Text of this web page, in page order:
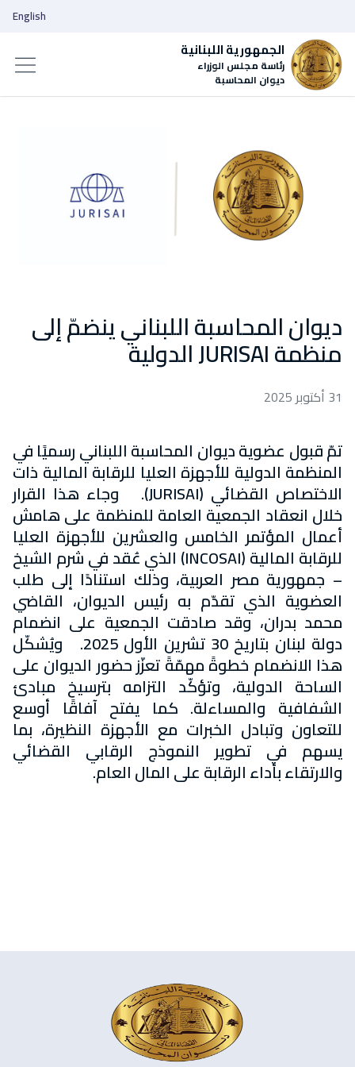
الجمهورية اللبنانية
رئاسة مجلس الوزراء
ديوان المحاسبة
English
ديوان المحاسبة اللبناني ينضمّ إلى
منظمة JURISAI الدولية
31 أكتوبر 2025
تمّ قبول عضوية ديوان المحاسبة اللبناني رسميًا في
المنظمة الدولية للأجهزة العليا للرقابة المالية ذات
الاختصاص القضائي (JURISAI). وجاء هذا القرار
خلال انعقاد الجمعية العامة للمنظمة على هامش
أعمال المؤتمر الخامس والعشرين للأجهزة العليا
للرقابة المالية (INCOSAI) الذي عُقد في شرم الشيخ
– جمهورية مصر العربية، وذلك استنادًا إلى طلب
العضوية الذي تقدّم به رئيس الديوان، القاضي
محمد بدران، وقد صادقت الجمعية على انضمام
دولة لبنان بتاريخ 30 تشرين الأول 2025. ويُشكّل
هذا الانضمام خطوةً مهمّةً تعزّز حضور الديوان على
الساحة الدولية، وتؤكّد التزامه بترسيخ مبادئ
الشفافية والمساءلة. كما يفتح آفاقًا أوسع
للتعاون وتبادل الخبرات مع الأجهزة النظيرة، بما
يسهم في تطوير النموذج الرقابي القضائي
والارتقاء بأداء الرقابة على المال العام.